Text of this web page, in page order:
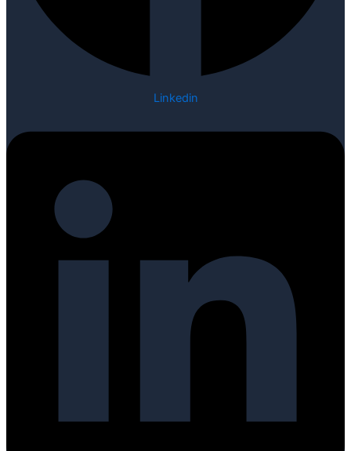
Linkedin